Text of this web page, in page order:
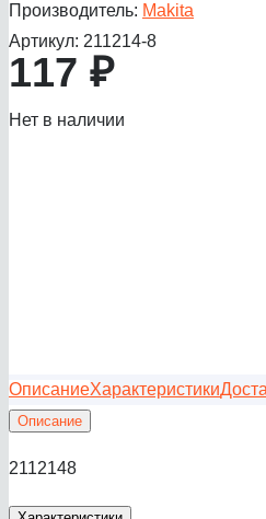
Производитель: Makita
Артикул: 211214-8
117 ₽
Нет в наличии
ОписаниеХарактеристики
Описание
2112148